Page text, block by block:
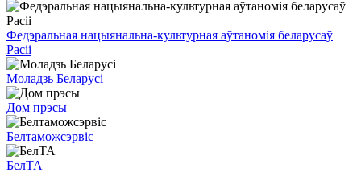
Федэральная нацыянальна-культурная аўтаномія беларусаў
Расіі
Моладзь Беларусі
Дом прэсы
Белтаможсэрвіс
БелТА